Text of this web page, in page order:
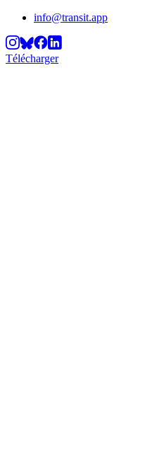
info@transit.app
Télécharger